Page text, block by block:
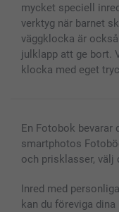
mycket speciell
verktyg när barnet
väggklocka är
julklapp att ge bort.
klocka med eget
En Fotobok bevarar
smartphotos
och prisklasser, välj
Inred med
kan du föreviga